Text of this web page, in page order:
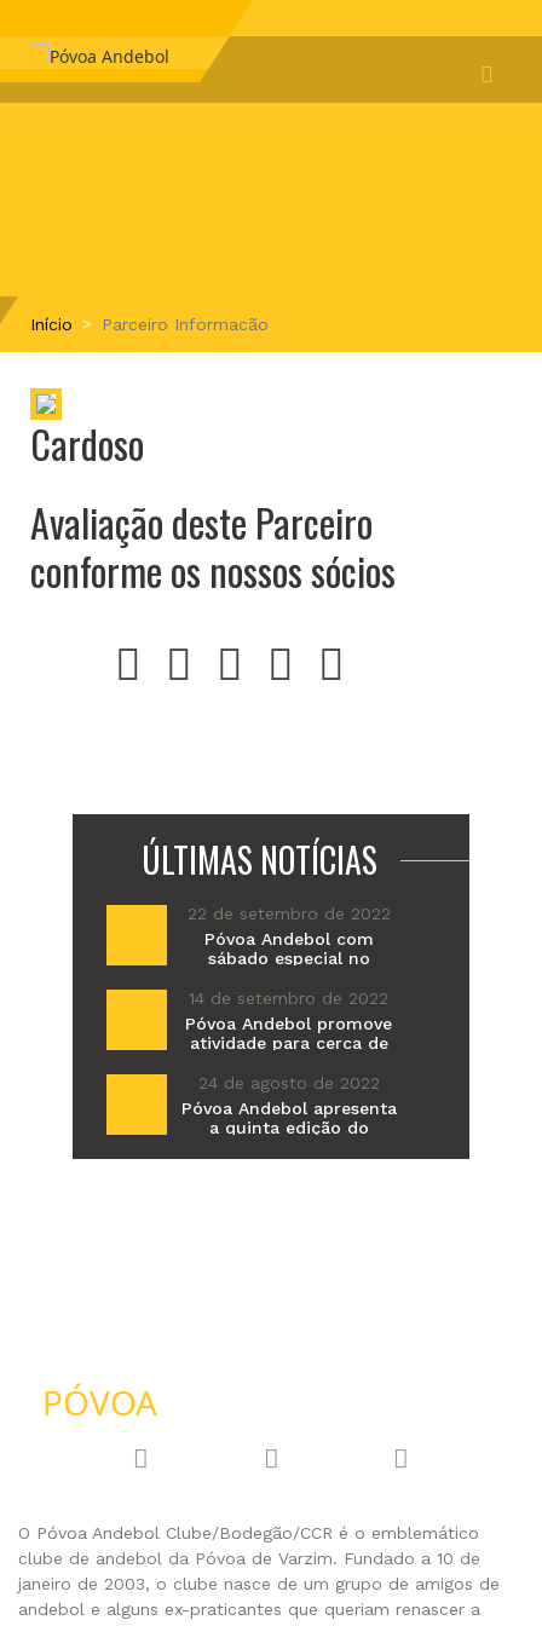
Início Parceiro Informacão
Cardoso
Avaliação deste Parceiro
conforme os nossos sócios
ÚLTIMAS NOTÍCIAS
22 de setembro de 2022
Póvoa Andebol com
sábado especial no
época
14 de setembro de 2022
Póvoa Andebol promove
atividade para cerca de
Amorim
24 de agosto de 2022
Póvoa Andebol apresenta
a quinta edição do
PÓVOA
O Póvoa Andebol Clube/Bodegão/CCR é o emblemático
clube de andebol da Póvoa de Varzim. Fundado a 10 de
janeiro de 2003, o clube nasce de um grupo de amigos de
andebol e alguns ex-praticantes que queriam renascer a